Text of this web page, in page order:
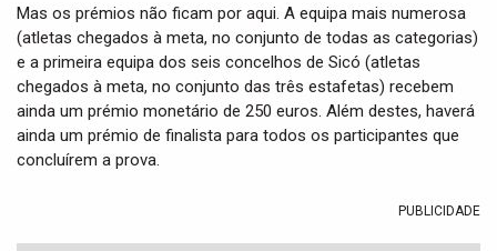
Mas os prémios não ficam por aqui. A equipa mais numerosa
(atletas chegados à meta, no conjunto de todas as categorias)
e a primeira equipa dos seis concelhos de Sicó (atletas
chegados à meta, no conjunto das três estafetas) recebem
ainda um prémio monetário de 250 euros. Além destes, haverá
ainda um prémio de finalista para todos os participantes que
concluírem a prova.
PUBLICIDADE